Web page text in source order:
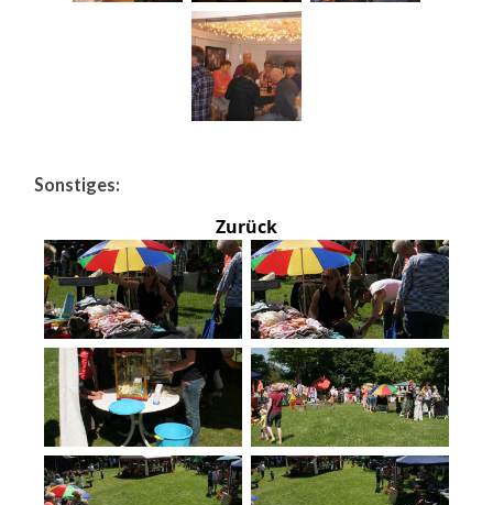
Sonstiges:
Zurück